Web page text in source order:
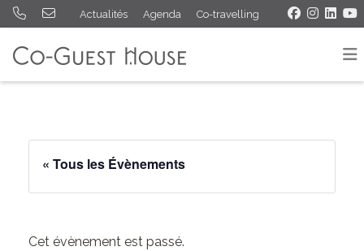
Actualités Agenda Co-travelling
« Tous les Évènements
Cet évènement est passé.